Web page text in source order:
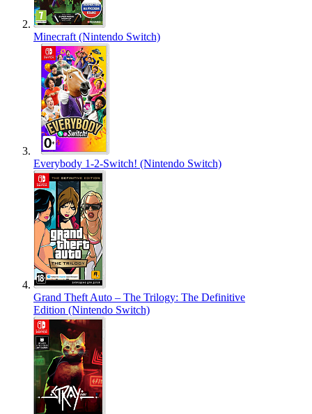
Minecraft (Nintendo Switch)
Everybody 1-2-Switch! (Nintendo Switch)
Grand Theft Auto – The Trilogy: The Definitive
Edition (Nintendo Switch)